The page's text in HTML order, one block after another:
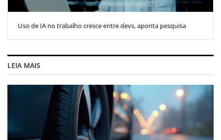
Uso de IA no trabalho cresce entre devs, aponta pesquisa
LEIA MAIS